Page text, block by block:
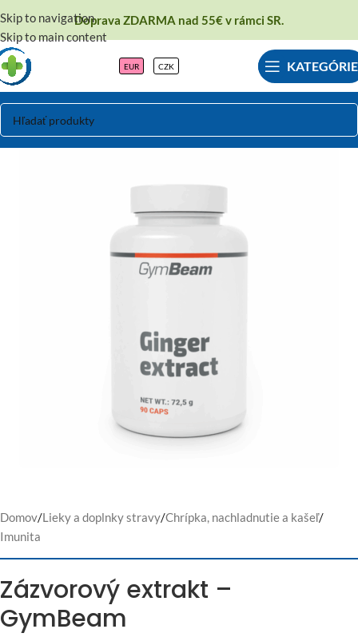
Skip to navigation
Skip to main content
Doprava ZDARMA nad 55€ v rámci SR.
EUR CZK KATEGÓRIE
Domov/Lieky a doplnky stravy/Chrípka, nachladnutie a kašeľ/
Imunita
Zázvorový extrakt –
GymBeam